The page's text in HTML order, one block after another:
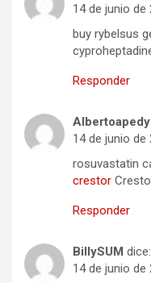
14 de junio de
buy rybelsus
Responder
Albertoapedy
14 de junio de
rosuvastatin
crestor
Responder
BillySUM dice:
14 de junio de